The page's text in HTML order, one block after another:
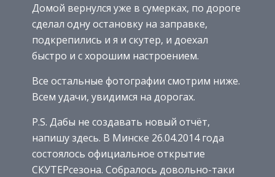
Домой вернулся уже в сумерках, по дороге
сделал одну остановку на заправке,
подкрепились и я и скутер, и доехал
быстро и с хорошим настроением.
Все остальные фотографии смотрим ниже.
Всем удачи, увидимся на дорогах.
P.S. Дабы не создавать новый отчёт,
напишу здесь. В Минске 26.04.2014 года
состоялось официальное открытие
СКУТЕРсезона. Собралось довольно-таки